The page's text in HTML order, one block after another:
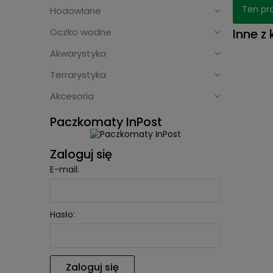
Hodowlane
Oczko wodne
Akwarystyka
Terrarystyka
Akcesoria
Paczkomaty InPost
Zaloguj się
E-mail:
Hasło:
Zaloguj się
Ten
Inne z